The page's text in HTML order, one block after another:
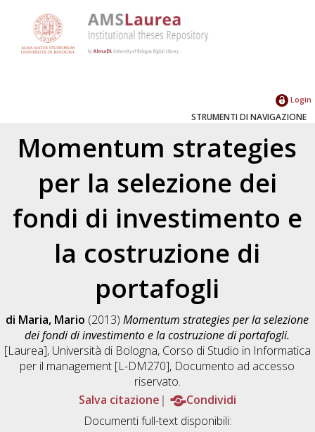
Login
STRUMENTI DI NAVIGAZIONE
Momentum strategies
per la selezione dei
fondi di investimento e
la costruzione di
portafogli
di Maria, Mario (2013)Momentum strategies per la selezione
dei fondi di investimento e la costruzione di portafogli.
[Laurea], Università di Bologna, Corso di Studio in Informatica
per il management [L-DM270], Documento ad accesso
riservato.
Salva citazione
Condividi
Documenti full-text disponibili: